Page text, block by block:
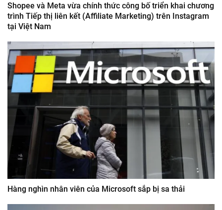
Shopee và Meta vừa chính thức công bố triển khai chương
trình Tiếp thị liên kết (Affiliate Marketing) trên Instagram
tại Việt Nam
Hàng nghìn nhân viên của Microsoft sắp bị sa thải